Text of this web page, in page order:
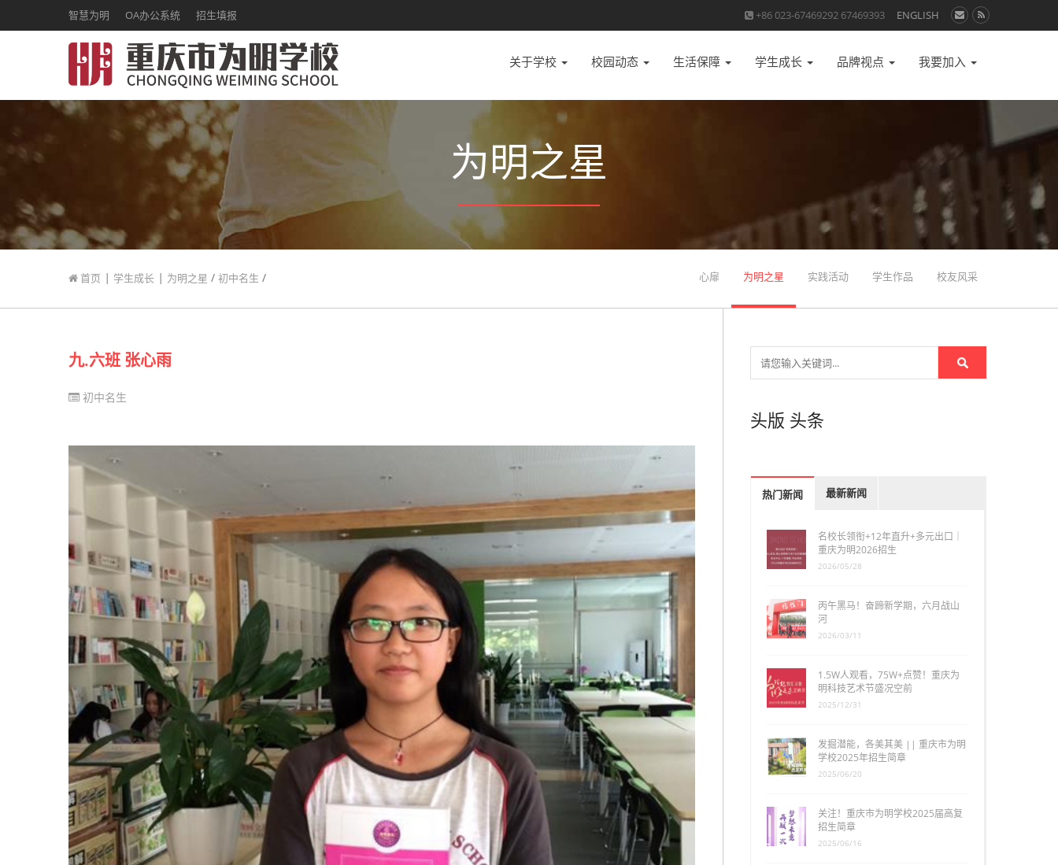
智慧为明 OA办公系统 招生填报 +86 023-67469292 67469393 ENGLISH
关于学校 校园动态 生活保障 学生成长 品牌视点 我要加入
为明之星
首页 | 学生成长 | 为明之星 / 初中名生 / 心扉 为明之星 实践活动 学生作品 校友风采
九.六班 张心雨
初中名生
头版 头条
热门新闻 最新新闻
名校长领衔+12年直升+多元出口｜
重庆为明2026招生
2026/05/28
丙午黑马！奋蹄新学期，六月战山
河
2026/03/11
1.5W人观看，75W+点赞！重庆为
明科技艺术节盛况空前
2025/12/31
发掘潜能，各美其美 || 重庆市为明
学校2025年招生简章
2025/06/20
关注！重庆市为明学校2025届高复
招生简章
2025/06/16